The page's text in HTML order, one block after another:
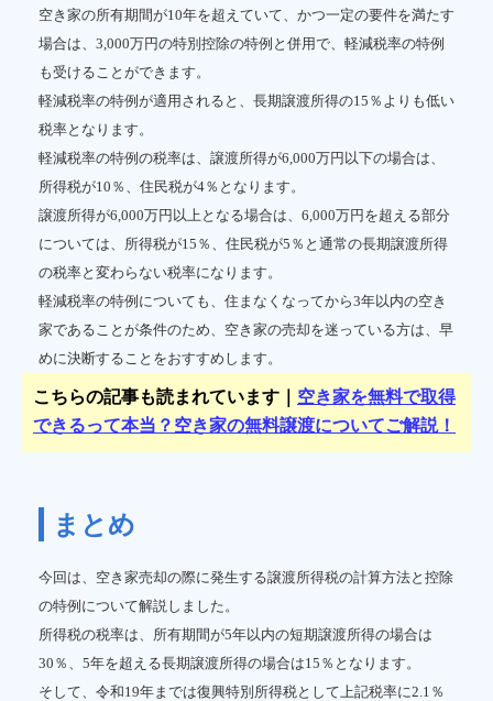
空き家の所有期間が10年を超えていて、かつ一定の要件を満たす
場合は、3,000万円の特別控除の特例と併用で、軽減税率の特例
も受けることができます。
軽減税率の特例が適用されると、長期譲渡所得の15％よりも低い
税率となります。
軽減税率の特例の税率は、譲渡所得が6,000万円以下の場合は、
所得税が10％、住民税が4％となります。
譲渡所得が6,000万円以上となる場合は、6,000万円を超える部分
については、所得税が15％、住民税が5％と通常の長期譲渡所得
の税率と変わらない税率になります。
軽減税率の特例についても、住まなくなってから3年以内の空き
家であることが条件のため、空き家の売却を迷っている方は、早
めに決断することをおすすめします。
こちらの記事も読まれています｜ 空き家を無料で取得
できるって本当？空き家の無料譲渡についてご解説！
まとめ
今回は、空き家売却の際に発生する譲渡所得税の計算方法と控除
の特例について解説しました。
所得税の税率は、所有期間が5年以内の短期譲渡所得の場合は
30％、5年を超える長期譲渡所得の場合は15％となります。
そして、令和19年までは復興特別所得税として上記税率に2.1％